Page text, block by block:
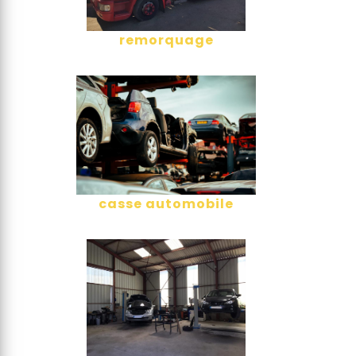
remorquage
casse automobile